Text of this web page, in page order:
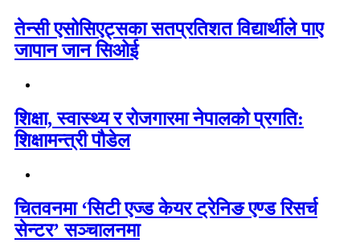
तेन्सी एसोसिएट्सका सतप्रतिशत विद्यार्थीले पाए
जापान जान सिओई
शिक्षा, स्वास्थ्य र रोजगारमा नेपालको प्रगति:
शिक्षामन्त्री पौडेल
चितवनमा ‘सिटी एज्ड केयर ट्रेनिङ एण्ड रिसर्च
सेन्टर’ सञ्चालनमा